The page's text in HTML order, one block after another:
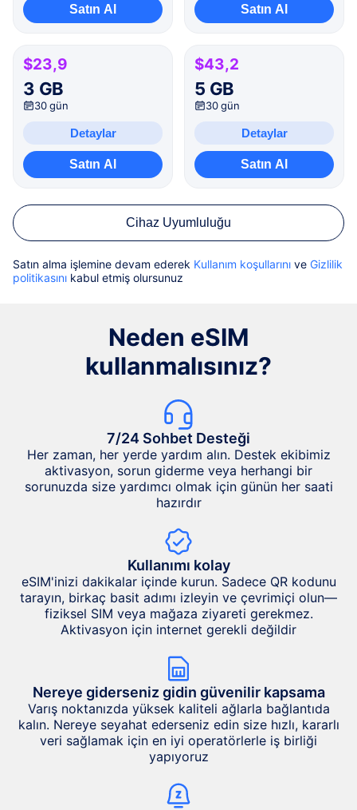
Satın Al Satın Al
$23,9
3 GB
30 gün
Detaylar
Satın Al
$43,2
5 GB
30 gün
Detaylar
Satın Al
Cihaz Uyumluluğu
Satın alma işlemine devam ederek Kullanım koşullarını ve Gizlilik
politikasını kabul etmiş olursunuz
Neden eSIM
kullanmalısınız?
7/24 Sohbet Desteği
Her zaman, her yerde yardım alın. Destek ekibimiz
aktivasyon, sorun giderme veya herhangi bir
sorunuzda size yardımcı olmak için günün her saati
hazırdır
Kullanımı kolay
eSIM'inizi dakikalar içinde kurun. Sadece QR kodunu
tarayın, birkaç basit adımı izleyin ve çevrimiçi olun—
fiziksel SIM veya mağaza ziyareti gerekmez.
Aktivasyon için internet gerekli değildir
Nereye giderseniz gidin güvenilir kapsama
Varış noktanızda yüksek kaliteli ağlarla bağlantıda
kalın. Nereye seyahat ederseniz edin size hızlı, kararlı
veri sağlamak için en iyi operatörlerle iş birliği
yapıyoruz